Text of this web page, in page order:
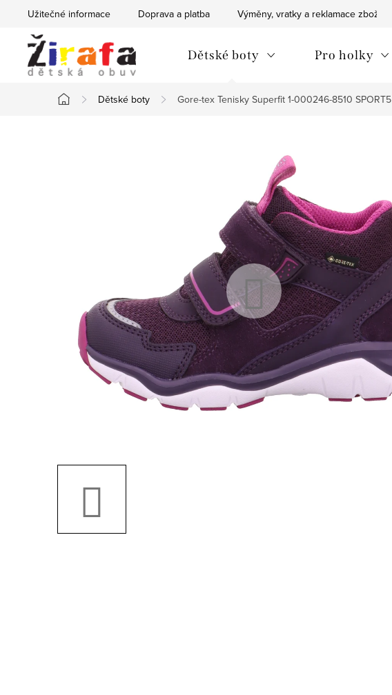
obsah
Užitečné informace Doprava a platba Výměny, vratky a reklamace zboží
Dětské boty Pro holky
Domů
Dětské boty Gore-tex Tenisky Superfit 1-000246-8510 SPORT5